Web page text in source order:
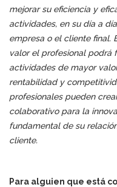
mejorar su eficiencia y
actividades, en su día a
empresa o el cliente final.
valor el profesional podrá
actividades de mayor
rentabilidad y
profesionales pueden
colaborativo para la
fundamental de su
cliente.
Para alguien que está